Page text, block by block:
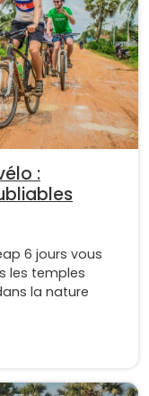
:
6 jours vous
les temples
la nature